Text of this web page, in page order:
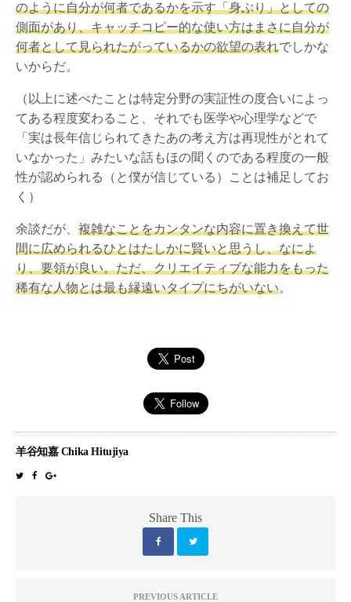
のように自分が何者であるかを示す「身ぶり」としての
側面があり、キャッチコピー的な使い方はまさに自分が
何者として見られたがっているかの欲望の表れでしかな
いからだ。
（以上に述べたことは特定分野の実証性の度合いによっ
てある程度変わること、それでも医学や心理学などで
「実は長年信じられてきたあの考え方は再現性がとれて
いなかった」みたいな話もほの聞くのである程度の一般
性が認められる（と僕が信じている）ことは補足してお
く）
余談だが、 複雑なことをカンタンな内容に置き換えて世
間に広められるひとはたしかに賢いと思うし、なによ
り、要領が良い。ただ、クリエイティブな能力をもった
稀有な人物とは最も縁遠いタイプにちがいない。
羊谷知嘉 Chika Hitujiya
Share This
PREVIOUS ARTICLE